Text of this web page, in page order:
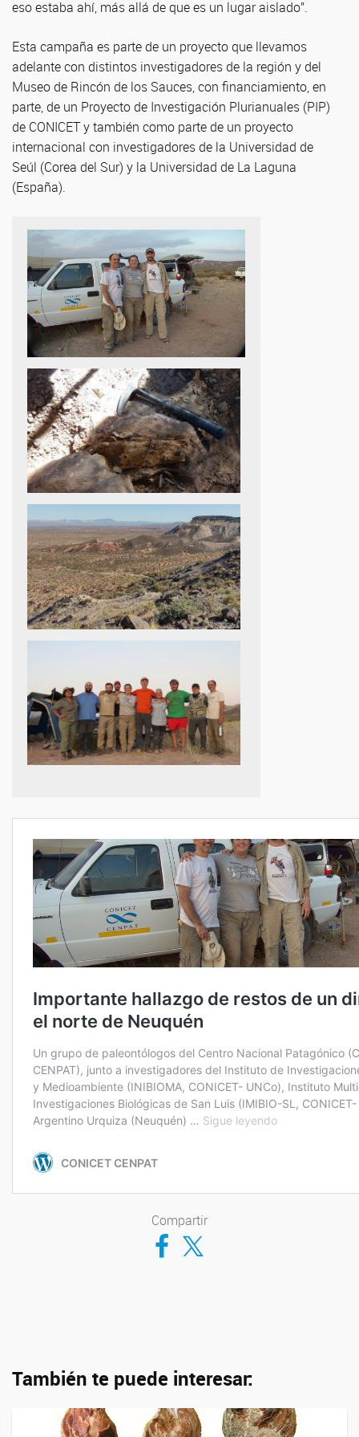
eso estaba ahí, más allá de que es un lugar aislado”.
Esta campaña es parte de un proyecto que llevamos
adelante con distintos investigadores de la región y del
Museo de Rincón de los Sauces, con financiamiento, en
parte, de un Proyecto de Investigación Plurianuales (PIP)
de CONICET y también como parte de un proyecto
internacional con investigadores de la Universidad de
Seúl (Corea del Sur) y la Universidad de La Laguna
(España).
Compartir
Compartir en Facebook
Compartir en Twitter
También te puede interesar: